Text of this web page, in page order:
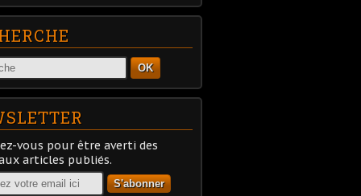
OK
vous pour être averti des
articles publiés.